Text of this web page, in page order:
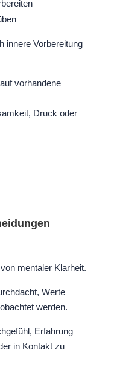
innere Vorbereitung
vorhandene
Druck oder
mentaler Klarheit.
Werte
werden.
Erfahrung
in Kontakt zu